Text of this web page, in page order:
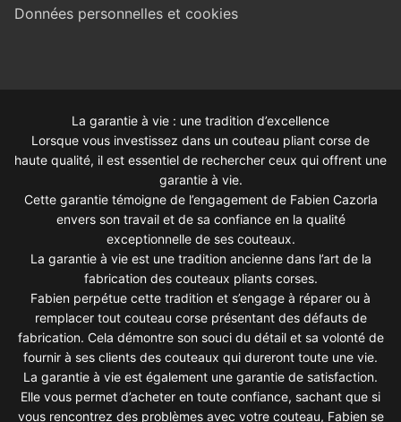
Données personnelles et cookies
La garantie à vie : une tradition d’excellence
Lorsque vous investissez dans un couteau pliant corse de
haute qualité, il est essentiel de rechercher ceux qui offrent une
garantie à vie.
Cette garantie témoigne de l’engagement de Fabien Cazorla
envers son travail et de sa confiance en la qualité
exceptionnelle de ses couteaux.
La garantie à vie est une tradition ancienne dans l’art de la
fabrication des couteaux pliants corses.
Fabien perpétue cette tradition et s’engage à réparer ou à
remplacer tout couteau corse présentant des défauts de
fabrication. Cela démontre son souci du détail et sa volonté de
fournir à ses clients des couteaux qui dureront toute une vie.
La garantie à vie est également une garantie de satisfaction.
Elle vous permet d’acheter en toute confiance, sachant que si
vous rencontrez des problèmes avec votre couteau, Fabien se